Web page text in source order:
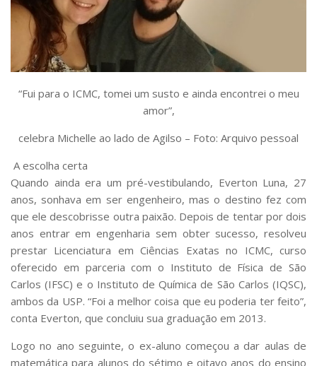
“Fui para o ICMC, tomei um susto e ainda encontrei o meu
amor”,
celebra Michelle ao lado de Agilso – Foto: Arquivo pessoal
A escolha certa
Quando ainda era um pré-vestibulando, Everton Luna, 27
anos, sonhava em ser engenheiro, mas o destino fez com
que ele descobrisse outra paixão. Depois de tentar por dois
anos entrar em engenharia sem obter sucesso, resolveu
prestar Licenciatura em Ciências Exatas no ICMC, curso
oferecido em parceria com o Instituto de Física de São
Carlos (IFSC) e o Instituto de Química de São Carlos (IQSC),
ambos da USP. “Foi a melhor coisa que eu poderia ter feito”,
conta Everton, que concluiu sua graduação em 2013.
Logo no ano seguinte, o ex-aluno começou a dar aulas de
matemática para alunos do sétimo e oitavo anos do ensino